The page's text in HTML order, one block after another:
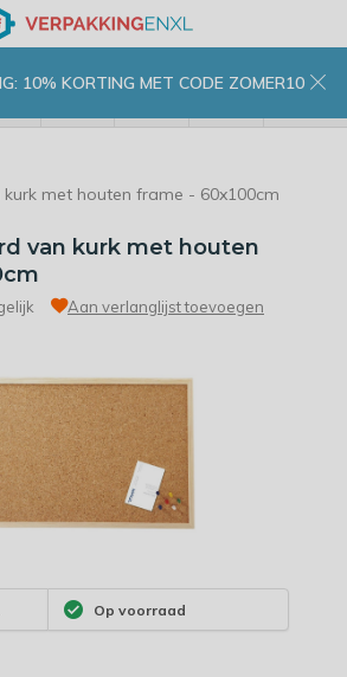
10% KORTING MET CODE ZOMER10
met houten frame - 60x100cm
van kurk met houten
Aan verlanglijst toevoegen
Op voorraad